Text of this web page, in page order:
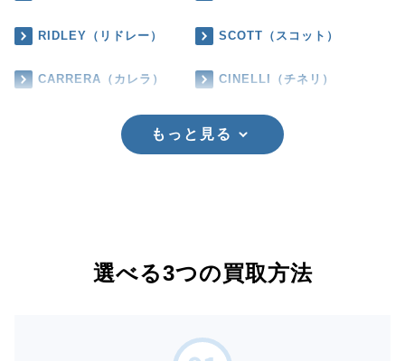
RIDLEY（リドレー） SCOTT（スコット）
CARRERA（カレラ） CINELLI（チネリ）
もっと見る
選べる3つの買取方法